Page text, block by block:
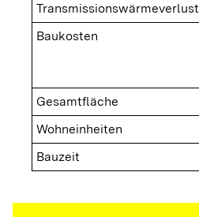
Transmissionswärmeverlust
Baukosten
Gesamtfläche
Wohneinheiten
Bauzeit